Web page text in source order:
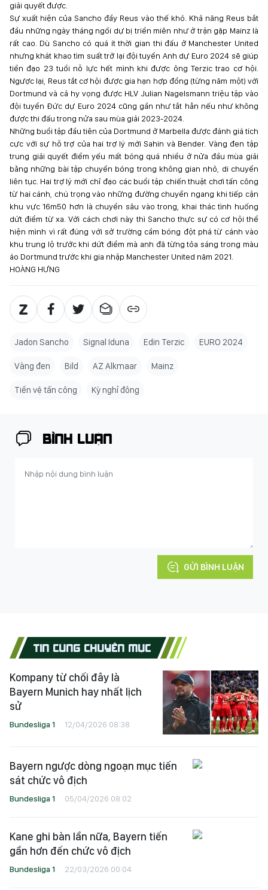
giải quyết được.
Sự xuất hiện của Sancho đẩy Reus vào thế khó. Khả năng Reus bắt
đầu những ngày tháng ngồi dự bị triền miên như ở trận gặp Mainz là
rất cao. Dù Sancho có quá ít thời gian thi đấu ở Manchester United
nhưng khát khao tìm suất trở lại đội tuyển Anh dự Euro 2024 sẽ giúp
tiền đạo 23 tuổi nỗ lực hết mình khi được ông Terzic trao cơ hội.
Ngược lại, Reus tắt cơ hội được gia hạn hợp đồng (từng năm một) với
Dortmund và cả hy vọng được HLV Julian Nagelsmann triệu tập vào
đội tuyển Đức dự Euro 2024 cũng gần như tắt hẳn nếu như không
được thi đấu trong nửa sau mùa giải 2023-2024.
Những buổi tập đầu tiên của Dortmund ở Marbella được đánh giá tích
cực với sự hỗ trợ của hai trợ lý mới Sahin và Bender. Vàng đen tập
trung giải quyết điểm yếu mất bóng quá nhiều ở nửa đầu mùa giải
bằng những bài tập chuyền bóng trong không gian nhỏ, di chuyển
liên tục. Hai trợ lý mới chỉ đạo các buổi tập chiến thuật chơi tấn công
từ hai cánh, chú trọng vào những đường chuyền ngang khi tiếp cận
khu vực 16m50 hơn là chuyền sâu vào trong, khai thác tình huống
dứt điểm từ xa. Với cách chơi này thì Sancho thực sự có cơ hội thể
hiện mình vì rất đúng với sở trường cầm bóng đột phá từ cánh vào
khu trung lộ trước khi dứt điểm mà anh đã từng tỏa sáng trong màu
áo Dortmund trước khi gia nhập Manchester United năm 2021.
HOÀNG HƯNG
Jadon Sancho Signal Iduna Edin Terzic EURO 2024
Vàng đen Bild AZ Alkmaar Mainz
Tiền vệ tấn công Kỳ nghỉ đông
BÌNH LUẬN
GỬI BÌNH LUẬN
TIN CÙNG CHUYÊN MỤC
Kompany từ chối đây là
Bayern Munich hay nhất lịch
sử
Bundesliga 1 12/04/2026 08:38
Bayern ngược dòng ngoạn mục tiến
sát chức vô địch
Bundesliga 1 05/04/2026 08:02
Kane ghi bàn lần nữa, Bayern tiến
gần hơn đến chức vô địch
Bundesliga 1 22/03/2026 00:04